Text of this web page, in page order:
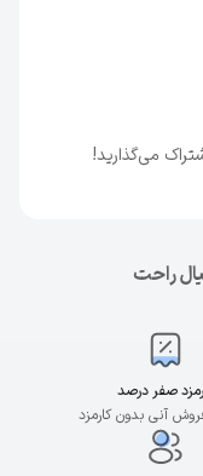
می‌گذارید!
راحت
صفر درصد
آنی بدون کارمزد